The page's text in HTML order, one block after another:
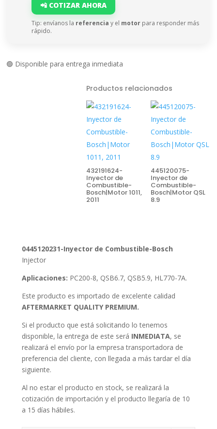
📲 COTIZAR AHORA
Tip: envíanos la referencia y el motor para responder más
rápido.
🟢 Disponible para entrega inmediata
Productos relacionados
432191624-
Inyector de
Combustible-
Bosch|Motor 1011,
2011
445120075-
Inyector de
Combustible-
Bosch|Motor QSL
8.9
0445120231-Inyector de Combustible-Bosch
Injector
Aplicaciones: PC200-8, QSB6.7, QSB5.9, HL770-7A.
Este producto es importado de excelente calidad
AFTERMARKET QUALITY PREMIUM.
Si el producto que está solicitando lo tenemos
disponible, la entrega de este será INMEDIATA, se
realizará el envío por la empresa transportadora de
preferencia del cliente, con llegada a más tardar el día
siguiente.
Al no estar el producto en stock, se realizará la
cotización de importación y el producto llegaría de 10
a 15 días hábiles.